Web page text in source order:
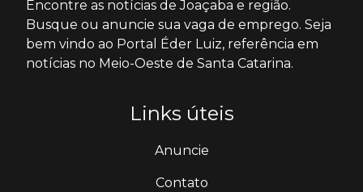
Encontre as notícias de Joaçaba e região.
Busque ou anuncie sua vaga de emprego. Seja
bem vindo ao Portal Éder Luiz, referência em
notícias no Meio-Oeste de Santa Catarina.
Links úteis
Anuncie
Contato